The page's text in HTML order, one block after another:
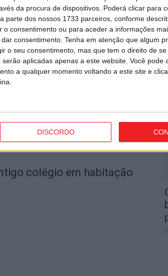
da procura de dispositivos. Poderá clicar para
parte dos nossos 1733 parceiros, conforme
consentimento ou para aceder a informações
consentimento. Tenha em atenção que algum
o seu consentimento, mas que tem o direito de
aplicadas apenas a este website. Você pode
a qualquer momento voltando a este site e
DISCORDO
de cobre na região
colégio em habitação